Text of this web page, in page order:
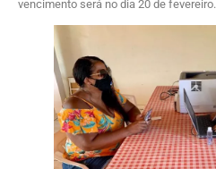
vencimento será no dia 20 de fevereiro.